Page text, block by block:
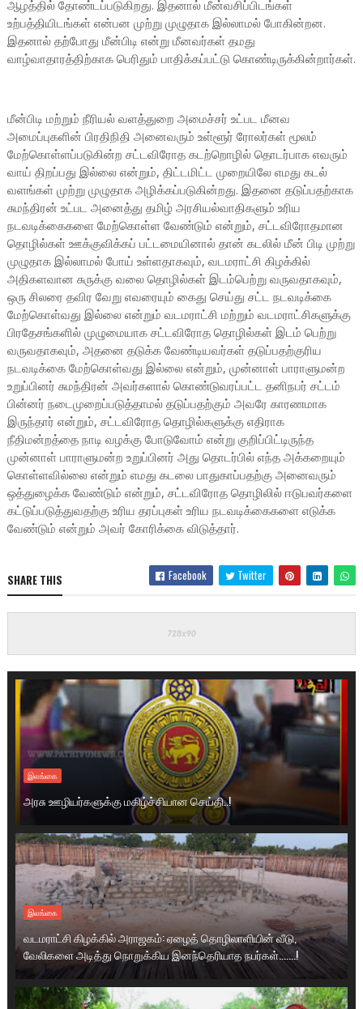
ஆழத்தில் தோண்டப்படுகிறது. இதனால் மீன்வசிப்பிடங்கள்
உற்பத்தியிடங்கள் என்பன முற்று முழுதாக இல்லாமல் போகின்றன.
இதனால் தற்போது மீன்பிடி என்று மீனவர்கள் தமது
வாழ்வாதாரத்திற்காக பெரிதும் பாதிக்கப்பட்டு கொண்டிருக்கின்றார்கள்.
மீன்பிடி மற்றும் நீரியல் வளத்துறை அமைச்சர் உட்பட மீனவ
அமைப்புகளின் பிரதிநிதி அனைவரும் உள்ளூர் ரோலர்கள் மூலம்
மேற்கொள்ளப்படுகின்ற சட்டவிரோத கடற்றொழில் தொடர்பாக எவரும்
வாய் திறப்பது இல்லை என்றும், திட்டமிட்ட முறையிலே எமது கடல்
வளங்கள் முற்று முழுதாக அழிக்கப்படுகின்றது. இதனை தடுப்பதற்காக
சுமந்திரன் உட்பட அனைத்து தமிழ் அரசியல்வாதிகளும் உரிய
நடவடிக்கைகளை மேற்கொள்ள வேண்டும் என்றும், சட்டவிரோதமான
தொழில்கள் ஊக்குவிக்கப் பட்டமையினால் தான் கடலில் மீன் பிடி முற்று
முழுதாக இல்லாமல் போய் உள்ளதாகவும், வடமராட்சி கிழக்கில்
அதிகளவான சுருக்கு வலை தொழில்கள் இடம்பெற்று வருவதாகவும்,
ஒரு சிலரை தவிர வேறு எவரையும் கைது செய்து சட்ட நடவடிக்கை
மேற்கொள்வது இல்லை என்றும் வடமராட்சி மற்றும் வடமராட்சிகளுக்கு
பிரதேசங்களில் முழுமையாக சட்டவிரோத தொழில்கள் இடம் பெற்று
வருவதாகவும், அதனை தடுக்க வேண்டியவர்கள் தடுப்பதற்குரிய
நடவடிக்கை மேற்கொள்வது இல்லை என்றும், முன்னாள் பாராளுமன்ற
உறுப்பினர் சுமந்திரன் அவர்களால் கொண்டுவரப்பட்ட தனிநபர் சட்டம்
பின்னர் நடைமுறைப்படுத்தாமல் தடுப்பதற்கும் அவரே காரணமாக
இருந்தார் என்றும், சட்டவிரோத தொழில்களுக்கு எதிராக
நீதிமன்றத்தை நாடி வழக்கு போடுவோம் என்று குறிப்பிட்டிருந்த
முன்னாள் பாராளுமன்ற உறுப்பினர் அது தொடர்பில் எந்த அக்கறையும்
கொள்ளவில்லை என்றும் எமது கடலை பாதுகாப்பதற்கு அனைவரும்
ஒத்துழைக்க வேண்டும் என்றும், சட்டவிரோத தொழிலில் ஈடுபவர்களை
கட்டுப்படுத்துவதற்கு உரிய தரப்புகள் உரிய நடவடிக்கைகளை எடுக்க
வேண்டும் என்றும் அவர் கோரிக்கை விடுத்தார்.
SHARE THIS Facebook Twitter
இலங்கை
அரசு ஊழியர்களுக்கு மகிழ்ச்சியான செய்தி..!
இலங்கை
வடமராட்சி கிழக்கில் அராஜகம்: ஏழைத் தொழிலாளியின் வீடு,
வேலிகளை அடித்து நொறுக்கிய இனந்தெரியாத நபர்கள்.......!